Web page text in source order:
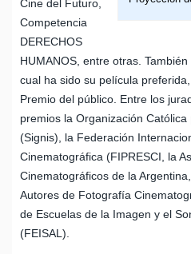
Cine del Futuro,
Competencia
DERECHOS
HUMANOS, entre otras.
cual ha sido su película
Premio del público. Entre los
premios la Organización
(Signis), la Federación
Cinematográfica (FIPRESCI, la
Cinematográficos de la
Autores de Fotografía
de Escuelas de la Imagen y el
(FEISAL).